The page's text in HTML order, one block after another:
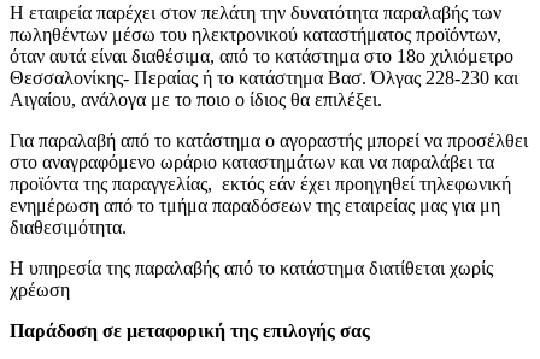
Η εταιρεία παρέχει στον πελάτη την δυνατότητα παραλαβής των
πωληθέντων μέσω του ηλεκτρονικού καταστήματος προϊόντων,
όταν αυτά είναι διαθέσιμα, από το κατάστημα στο 18ο χιλιόμετρο
Θεσσαλονίκης- Περαίας ή το κατάστημα Βασ. Όλγας 228-230 και
Αιγαίου, ανάλογα με το ποιο ο ίδιος θα επιλέξει.
Για παραλαβή από το κατάστημα ο αγοραστής μπορεί να προσέλθει
στο αναγραφόμενο ωράριο καταστημάτων και να παραλάβει τα
προϊόντα της παραγγελίας, εκτός εάν έχει προηγηθεί τηλεφωνική
ενημέρωση από το τμήμα παραδόσεων της εταιρείας μας για μη
διαθεσιμότητα.
Η υπηρεσία της παραλαβής από το κατάστημα διατίθεται χωρίς
χρέωση
Παράδοση σε μεταφορική της επιλογής σας